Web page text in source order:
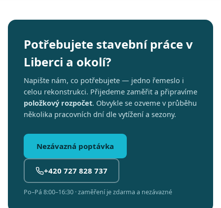
Potřebujete stavební práce v
Liberci a okolí?
Napište nám, co potřebujete — jedno řemeslo i
celou rekonstrukci. Přijedeme zaměřit a připravíme
položkový rozpočet. Obvykle se ozveme v průběhu
několika pracovních dní dle vytížení a sezony.
Nezávazná poptávka
+420 727 828 737
Po–Pá 8:00–16:30 · zaměření je zdarma a nezávazné